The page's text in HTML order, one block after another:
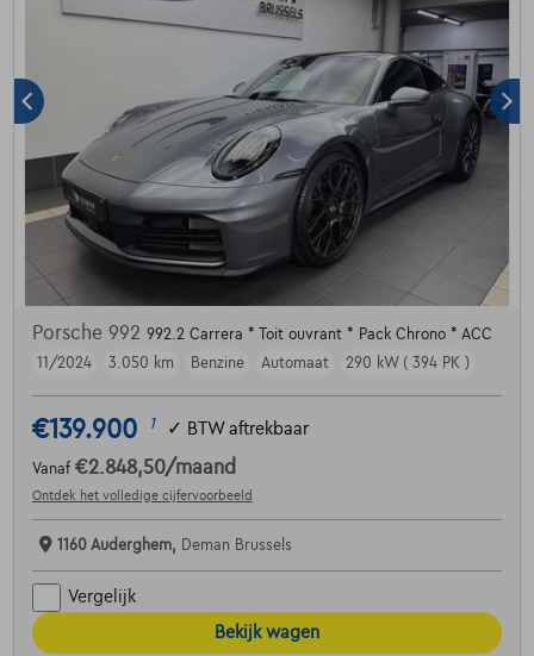
Porsche 992 992.2 Carrera * Toit ouvrant * Pack Chrono * ACC
11/2024
3.050 km Benzine Automaat 290 kW ( 394 PK )
€139.900 1 ✓ BTW aftrekbaar
Vanaf €2.848,50/maand
Ontdek het volledige cijfervoorbeeld
1160 Auderghem, Deman Brussels
Vergelijk
Bekijk wagen